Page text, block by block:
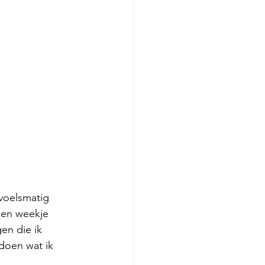
weekje
die ik
wat ik